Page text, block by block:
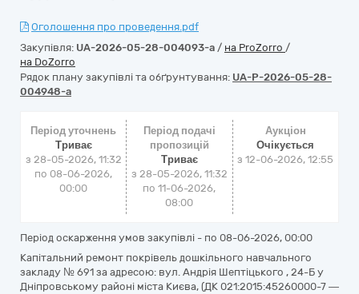
Оголошення про проведення.pdf
Закупівля: UA-2026-05-28-004093-a / на ProZorro /
на DoZorro
Рядок плану закупівлі та обґрунтування: UA-P-2026-05-28-
004948-a
Період уточнень
Триває
з 28-05-2026, 11:32
по 08-06-2026,
00:00
Період подачі
пропозицій
Триває
з 28-05-2026, 11:32
по 11-06-2026,
08:00
Аукціон
Очікується
з12-06-2026, 12:55
Період оскарження умов закупівлі - по 08-06-2026, 00:00
Капітальний ремонт покрівель дошкільного навчального
закладу № 691 за адресою: вул. Андрія Шептіцького , 24-Б у
Дніпровському районі міста Києва, (ДК 021:2015:45260000-7 —